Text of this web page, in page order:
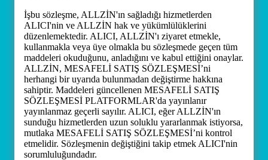
İşbu sözleşme, ALLZİN'ın sağladığı hizmetlerden
ALICI'nin ve ALLZİN hak ve yükümlülüklerini
düzenlemektedir. ALICI, ALLZİN'ı ziyaret etmekle,
kullanmakla veya üye olmakla bu sözleşmede geçen tüm
maddeleri okuduğunu, anladığını ve kabul ettiğini onaylar.
ALLZİN, MESAFELİ SATIŞ SÖZLEŞMESİ’ni
herhangi bir uyarıda bulunmadan değiştirme hakkına
sahiptir. Maddeleri güncellenen MESAFELİ SATIŞ
SÖZLEŞMESİ PLATFORMLAR'da yayınlanır
yayınlanmaz geçerli sayılır. ALICI, eğer ALLZİN'ın
sunduğu hizmetlerden uzun soluklu yararlanmak istiyorsa,
mutlaka MESAFELİ SATIŞ SÖZLEŞMESİ’ni kontrol
etmelidir. Sözleşmenin değiştiğini takip etmek ALICI'nin
sorumluluğundadır.